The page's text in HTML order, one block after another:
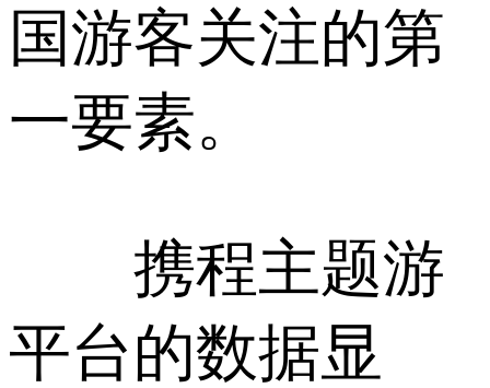
国游客关注的第
一要素。
携程主题游
平台的数据显